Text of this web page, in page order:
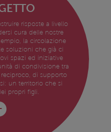
risposte a livello
cura delle nostre
la circolazione
soluzioni che già ci
spazi ed iniziative
di condivisione tra
di supporto
un territorio che si
propri figli.